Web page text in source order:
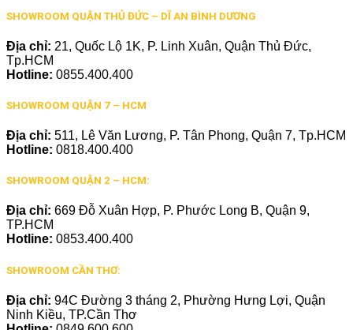
SHOWROOM QUẬN THỦ ĐỨC – DĨ AN BÌNH DƯƠNG
Địa chỉ: 21, Quốc Lộ 1K, P. Linh Xuân, Quận Thủ Đức,
Tp.HCM
Hotline: 0855.400.400
SHOWROOM QUẬN 7 – HCM
Địa chỉ: 511, Lê Văn Lương, P. Tân Phong, Quận 7, Tp.HCM
Hotline: 0818.400.400
SHOWROOM QUẬN 2 – HCM:
Địa chỉ: 669 Đỗ Xuân Hợp, P. Phước Long B, Quận 9,
TP.HCM
Hotline: 0853.400.400
SHOWROOM CẦN THƠ:
Địa chỉ: 94C Đường 3 tháng 2, Phường Hưng Lợi, Quận
Ninh Kiều, TP.Cần Thơ